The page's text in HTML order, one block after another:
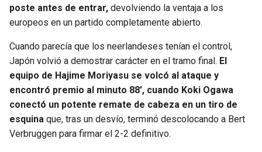
poste antes de entrar, devolviendo la ventaja a los
europeos en un partido completamente abierto.
Cuando parecía que los neerlandeses tenían el control,
Japón volvió a demostrar carácter en el tramo final. El
equipo de Hajime Moriyasu se volcó al ataque y
encontró premio al minuto 88′, cuando Koki Ogawa
conectó un potente remate de cabeza en un tiro de
esquina que, tras un desvío, terminó descolocando a Bert
Verbruggen para firmar el 2-2 definitivo.